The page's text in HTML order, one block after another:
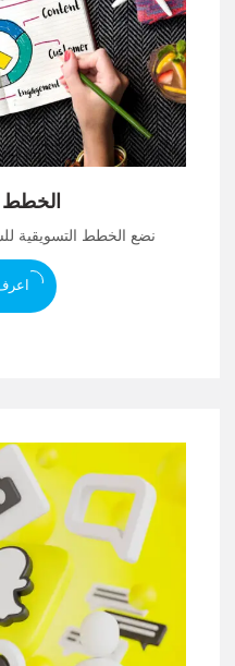
الخطط
نضع الخطط التسويقية